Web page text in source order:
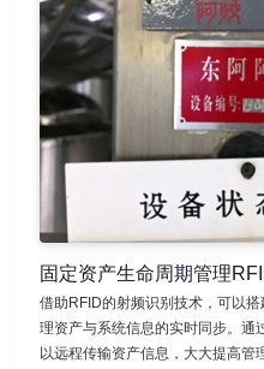
固定资产生命周期管理
借助RFID的射频识别技术，可以
理资产与系统信息的实时同步。
以远程传输资产信息，大大提高